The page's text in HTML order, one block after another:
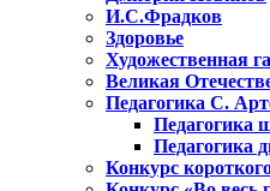
И.С.Фрадков
Здоровье
Художественная
Великая
Педагогика С.
Педагогика
Педагогика
Конкурс